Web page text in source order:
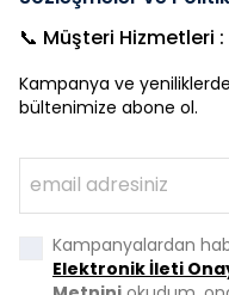
📞 Müşteri Hizmetleri
Kampanya ve
bültenimize abone ol.
Kampanyalardan
Elektronik İleti